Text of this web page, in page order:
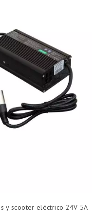
y scooter eléctrico 24V 5A